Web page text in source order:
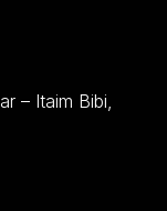
– Itaim Bibi,